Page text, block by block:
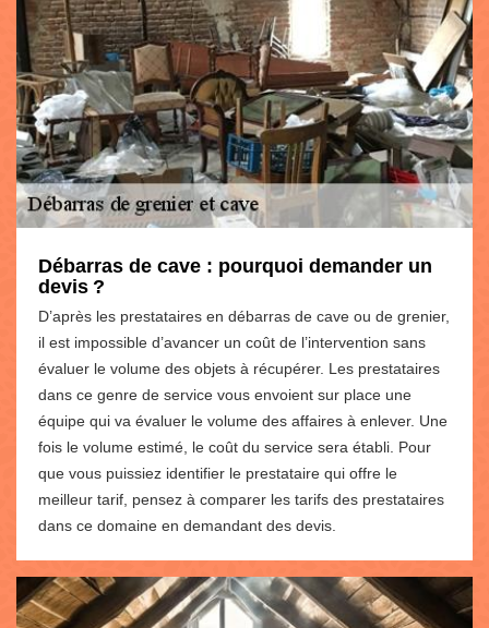
Débarras de cave : pourquoi demander un
devis ?
D’après les prestataires en débarras de cave ou de grenier,
il est impossible d’avancer un coût de l’intervention sans
évaluer le volume des objets à récupérer. Les prestataires
dans ce genre de service vous envoient sur place une
équipe qui va évaluer le volume des affaires à enlever. Une
fois le volume estimé, le coût du service sera établi. Pour
que vous puissiez identifier le prestataire qui offre le
meilleur tarif, pensez à comparer les tarifs des prestataires
dans ce domaine en demandant des devis.